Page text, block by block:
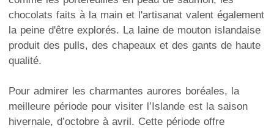
chocolats faits à la main et l'artisanat valent également
la peine d'être explorés. La laine de mouton islandaise
produit des pulls, des chapeaux et des gants de haute
qualité.
Pour admirer les charmantes aurores boréales, la
meilleure période pour visiter l’Islande est la saison
hivernale, d’octobre à avril. Cette période offre